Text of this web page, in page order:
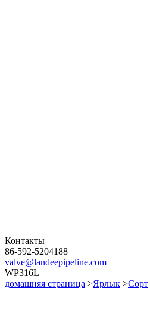
Контакты
86-592-5204188
valve@landeepipeline.com
WP316L
домашняя страница >Ярлык >Сорт